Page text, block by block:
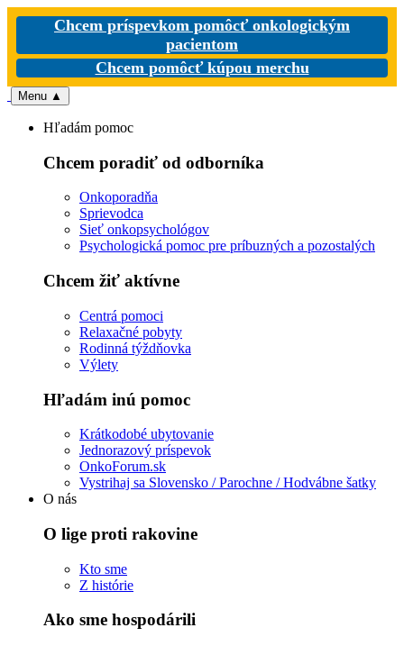
Chcem príspevkom pomôcť onkologickým
pacientom
Chcem pomôcť kúpou merchu
Menu ▲
Hľadám pomoc
Chcem poradiť od odborníka
Onkoporadňa
Sprievodca
Sieť onkopsychológov
Psychologická pomoc pre príbuzných a pozostalých
Chcem žiť aktívne
Centrá pomoci
Relaxačné pobyty
Rodinná týždňovka
Výlety
Hľadám inú pomoc
Krátkodobé ubytovanie
Jednorazový príspevok
OnkoForum.sk
Vystrihaj sa Slovensko / Parochne / Hodvábne šatky
O nás
O lige proti rakovine
Kto sme
Z histórie
Ako sme hospodárili